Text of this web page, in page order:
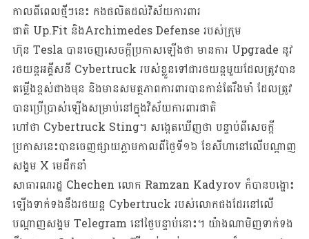
កាលពីពេលថ្មីៗនេះ កងផលិតដល់វិស័យការពារ
ជាតិ Up.Fit និងArchimedes Defense របស់ក្រុម
ហ៊ុន Tesla បានចេញសេចក្តីប្រកាសឡើងថា មានការ Upgrade នូវ
រថយន្តអគ្គីសនី Cybertruck របស់ខ្លួនទៅជារថយន្តមួយដែលត្រូវបាន
តម្លើងខ្ពស់ជាងមុន និងមានសមត្ថភាពការពារបានកាន់តែរឹងមាំ ​​​ដែលត្រូវ
បានប្រើប្រាស់ឡើងសម្រាប់នៅក្នុងវិស័យការពារជាតិ
ហៅថា Cybertruck Sting។ សង្កេតឃើញថា បន្ទាប់ពីសេចក្តី
ប្រកាសនេះបានចេញផ្សាយភ្លាមកាលពីថ្ងៃទី១៦ ខែសីហានៅលើបណ្តាញ
សង្គម X​​​ មេដឹកនាំ
សាធារណរដ្ឋ Chechen លោក Ramzan Kadyrov ក៏បានបង្ហោះ
ឡើងទាក់ទងនឹងរថយន្ត Cybertruck របស់លោកផងដែរនៅលើ
បណ្តាញសង្គម Telegram នៅថ្ងៃបន្ទាប់នោះ។ យ៉ាងណាមិញទាក់ទង